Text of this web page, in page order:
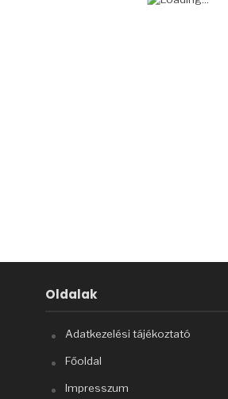
Oldalak
Adatkezelési tájékoztató
Főoldal
Impresszum